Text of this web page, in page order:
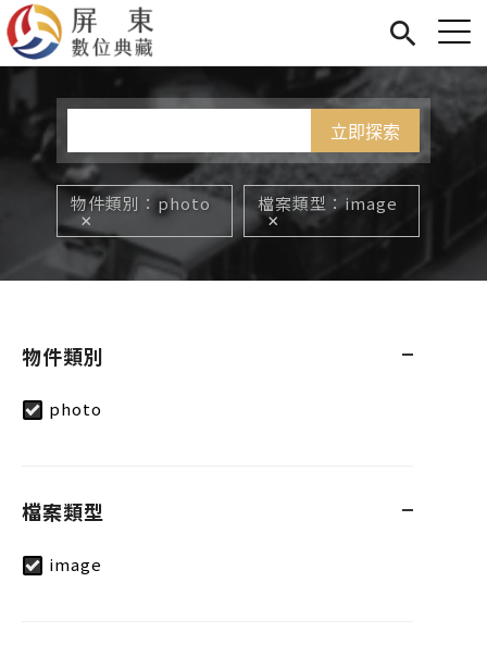
展覽
關於我們
Jump to Main content
您在這裡
物件類別 photo 檔案類型 image
物件類別
photo
檔案類型
image